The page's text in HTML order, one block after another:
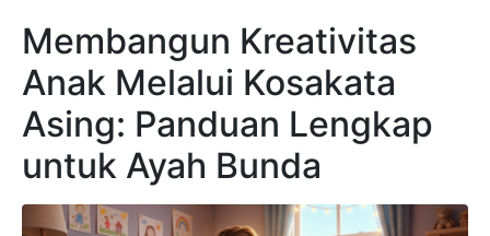
Membangun Kreativitas
Anak Melalui Kosakata
Asing: Panduan Lengkap
untuk Ayah Bunda